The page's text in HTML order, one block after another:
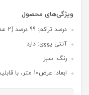
ویژگی‌های محصول
درصد تراکم: 99 درصد (2 عدد 80 درصد روی هم)
آنتی یووی: دارد
رنگ: سبز
ابعاد: عرض10 متر، با قابلیت انتخاب طول مدنظر در سایت &quo...